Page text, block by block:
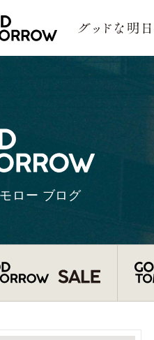
ロー ブログ